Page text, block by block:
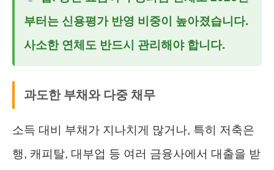
부터는 신용평가 반영 비중이 높아졌습니다.
사소한 연체도 반드시 관리해야 합니다.
과도한 부채와 다중 채무
소득 대비 부채가 지나치게 많거나, 특히 저축은
행, 캐피탈, 대부업 등 여러 금융사에서 대출을 받